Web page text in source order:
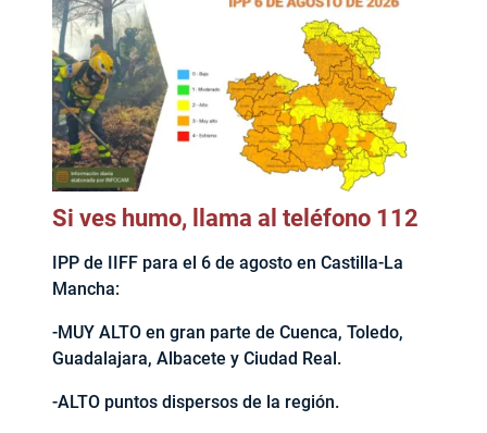
Si ves humo, llama al teléfono 112
IPP de IIFF para el 6 de agosto en Castilla-La
Mancha:
-MUY ALTO en gran parte de Cuenca, Toledo,
Guadalajara, Albacete y Ciudad Real.
-ALTO puntos dispersos de la región.